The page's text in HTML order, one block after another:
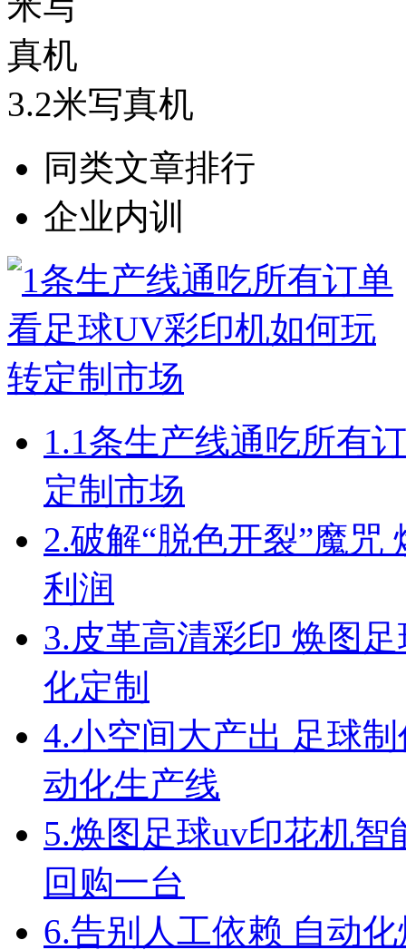
3.2米写真机
同类文章排行
企业内训
1.1条生产线通吃所有
定制市场
2.破解“脱色开裂”魔咒
利润
3.皮革高清彩印 焕图
化定制
4.小空间大产出 足球
动化生产线
5.焕图足球uv印花机智
回购一台
6.告别人工依赖 自动